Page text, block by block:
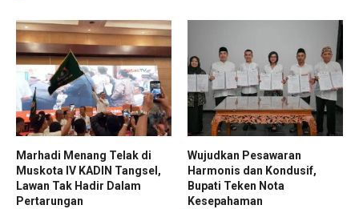
Marhadi Menang Telak di
Muskota IV KADIN Tangsel,
Lawan Tak Hadir Dalam
Pertarungan
Wujudkan Pesawaran
Harmonis dan Kondusif,
Bupati Teken Nota
Kesepahaman